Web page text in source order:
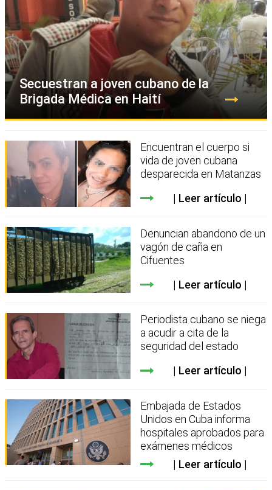
Secuestran a joven cubano de la
Brigada Médica en Haití
Encuentran el cuerpo si
vida de joven cubana
desparecida en Matanzas
Leer artículo
Denuncian abandono de un
vagón de caña en
Cifuentes
Leer artículo
Periodista cubano se niega
a acudir a cita de la
seguridad del estado
Leer artículo
Embajada de Estados
Unidos en Cuba informa
hospitales aprobados para
exámenes médicos
Leer artículo